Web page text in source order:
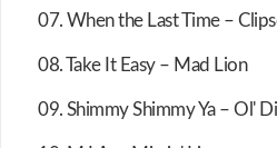
07. When the Last Time –
08. Take It Easy – Mad Lion
09. Shimmy Shimmy Ya – Ol'